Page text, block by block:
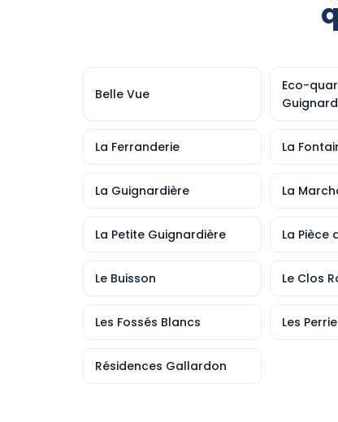
Belle Vue
Eco-
La Ferranderie La
La Guignardière La
La Petite Guignardière La Pièce
Le Buisson Le Clos
Les Fossés Blancs Les
Résidences Gallardon